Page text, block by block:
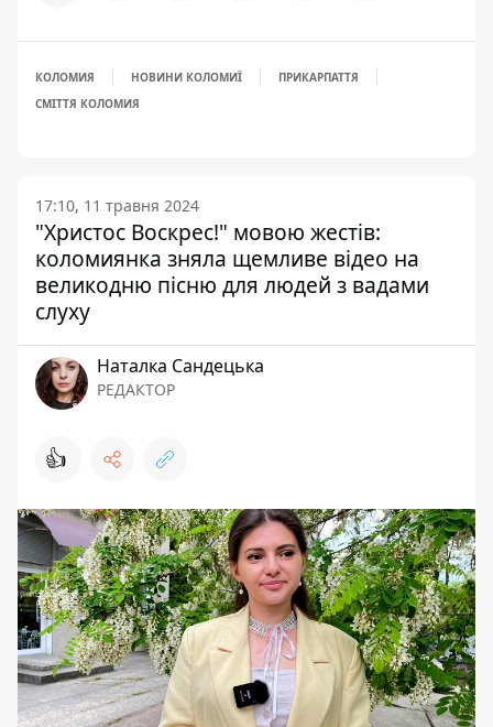
КОЛОМИЯ НОВИНИ КОЛОМИЇ
ПРИКАРПАТТЯ
СМІТТЯ КОЛОМИЯ
17:10, 11 травня 2024
"Христос Воскрес!" мовою жестів:
коломиянка зняла щемливе відео на
великодню пісню для людей з вадами
слуху
Наталка Сандецька
РЕДАКТОР
👍